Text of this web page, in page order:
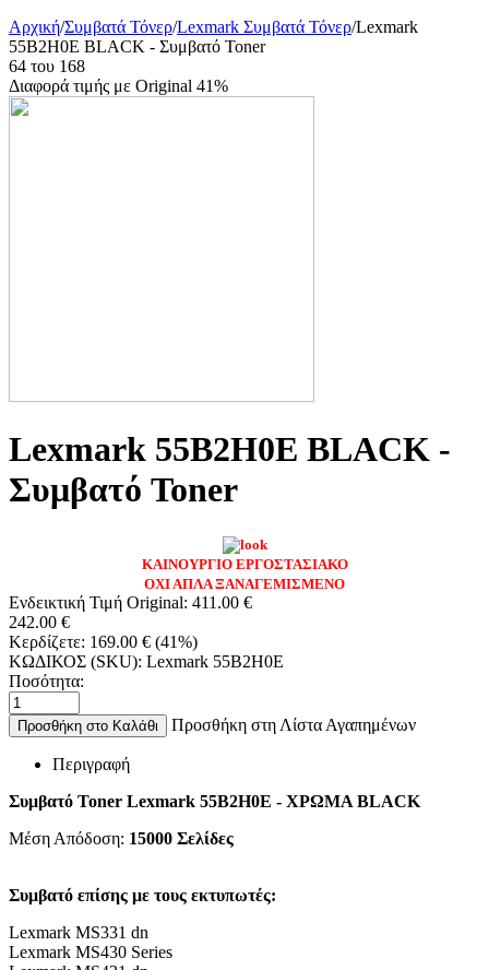
Αρχική/Συμβατά Τόνερ/Lexmark Συμβατά Τόνερ/Lexmark
55B2H0E BLACK - Συμβατό Toner
64 του 168
Διαφορά τιμής με Original 41%
Lexmark 55B2H0E BLACK -
Συμβατό Toner
ΚΑΙΝΟΥΡΓΙΟ ΕΡΓΟΣΤΑΣΙΑΚΟ
ΟΧΙ ΑΠΛΑ ΞΑΝΑΓΕΜΙΣΜΕΝΟ
Ενδεικτική Τιμή Original: 411.00 €
242.00 €
Κερδίζετε: 169.00 € (41%)
ΚΩΔΙΚΟΣ (SKU): Lexmark 55B2H0E
Ποσότητα:
Προσθήκη στο Καλάθι Προσθήκη στη Λίστα Αγαπημένων
Περιγραφή
Συμβατό Toner Lexmark 55B2H0E - ΧΡΩΜΑ BLACK
Μέση Απόδοση: 15000 Σελίδες
Συμβατό επίσης με τους εκτυπωτές:
Lexmark MS331 dn
Lexmark MS430 Series